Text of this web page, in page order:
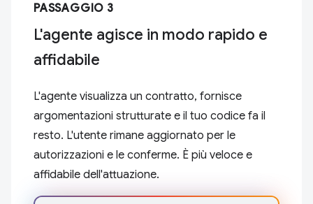
PASSAGGIO 3
L'agente agisce in modo rapido e
affidabile
L'agente visualizza un contratto, fornisce
argomentazioni strutturate e il tuo codice fa il
resto. L'utente rimane aggiornato per le
autorizzazioni e le conferme. È più veloce e
affidabile dell'attuazione.